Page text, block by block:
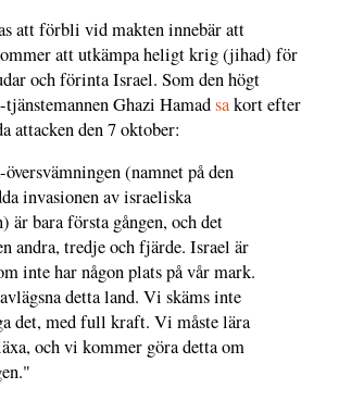
att förbli vid makten innebär att
att utkämpa heligt krig (jihad) för
och förinta Israel. Som den högt
tjänstemannen Ghazi Hamadsakort efter
attacken den 7 oktober:
(namnet på den
invasionen av israeliska
är bara första gången, och det
andra, tredje och fjärde. Israel är
inte har någon plats på vår mark.
detta land. Vi skäms inte
det, med full kraft. Vi måste lära
och vi kommer göra detta om